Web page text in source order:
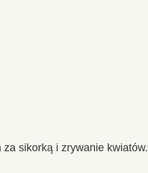
sikorką i zrywanie kwiatów.